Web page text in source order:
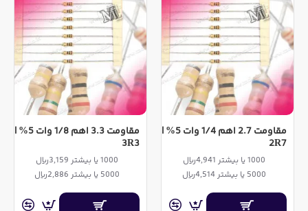
مقاومت 2.7 اهم 1/4 وات 5% |
2R7
1000 یا بیشتر 4,941ریال
5000 یا بیشتر 4,514ریال
مقاومت 3.3 اهم 1/8 وات 5% |
3R3
1000 یا بیشتر 3,159ریال
5000 یا بیشتر 2,886ریال